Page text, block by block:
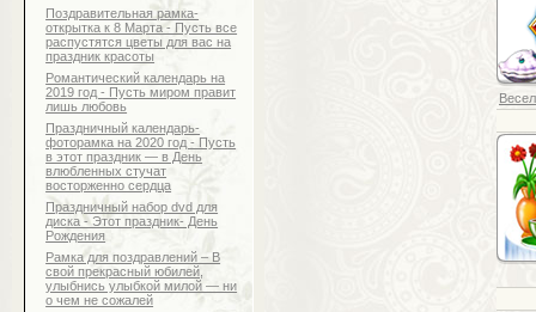
Поздравительная рамка-
открытка к 8 Марта - Пусть все
распустятся цветы для вас на
праздник красоты
Романтический календарь на
2019 год - Пусть миром правит
лишь любовь
Праздничный календарь-
фоторамка на 2020 год - Пусть
в этот праздник — в День
влюбленных стучат
восторженно сердца
Праздничный набор dvd для
диска - Этот праздник- День
Рождения
Рамка для поздравлений – В
свой прекрасный юбилей,
улыбнись улыбкой милой — ни
о чем не сожалей